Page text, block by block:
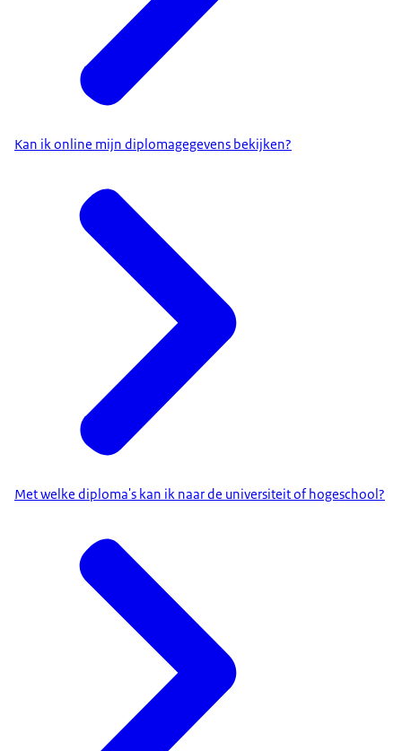
Kan ik online mijn diplomagegevens bekijken?
Met welke diploma's kan ik naar de universiteit of hogeschool?